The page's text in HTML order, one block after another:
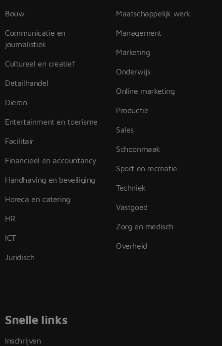
Bouw
Communicatie en
journalistiek
Cultureel en creatief
Detailhandel
Dieren
Entertainment en toerisme
Facilitair
Financieel en accountancy
Handhaving en beveiliging
Horeca en catering
HR
ICT
Juridisch
Maatschappelijk werk
Management
Marketing
Onderwijs
Online marketing
Productie
Sales
Schoonmaak
Sport en recreatie
Techniek
Vastgoed
Zorg en medisch
Overheid
Snelle links
Inschrijven